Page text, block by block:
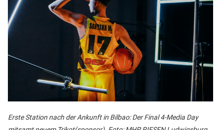
Erste Station nach der Ankunft in Bilbao: Der Final 4-Media Day